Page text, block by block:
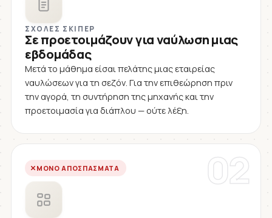
ΣΧΟΛΈΣ ΣΚΊΠΕΡ
Σε προετοιμάζουν για ναύλωση μιας
εβδομάδας
Μετά το μάθημα είσαι πελάτης μιας εταιρείας
ναυλώσεων για τη σεζόν. Για την επιθεώρηση πριν
την αγορά, τη συντήρηση της μηχανής και την
προετοιμασία για διάπλου — ούτε λέξη.
02
ΜΌΝΟ ΑΠΟΣΠΆΣΜΑΤΑ